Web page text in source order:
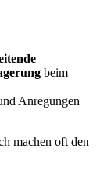
beim
Anregungen
machen oft den